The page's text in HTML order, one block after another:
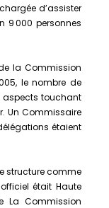
d’assister
9 000 personnes
la Commission
le nombre de
aspects touchant
Un Commissaire
étaient
structure comme
était Haute
La Commission